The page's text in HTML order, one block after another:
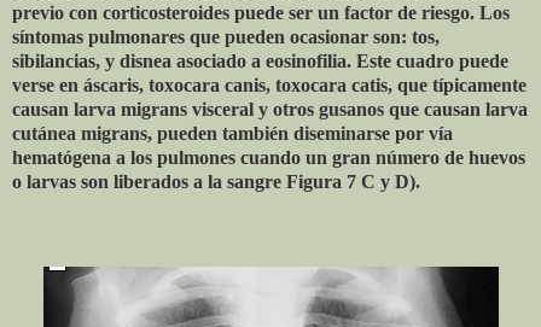
previo con corticosteroides puede ser un factor de riesgo. Los
síntomas pulmonares que pueden ocasionar son: tos,
sibilancias, y disnea asociado a eosinofilia. Este cuadro puede
verse en áscaris, toxocara canis, toxocara catis, que típicamente
causan larva migrans visceral y otros gusanos que causan larva
cutánea migrans, pueden también diseminarse por vía
hematógena a los pulmones cuando un gran número de huevos
o larvas son liberados a la sangre Figura 7 C y D).